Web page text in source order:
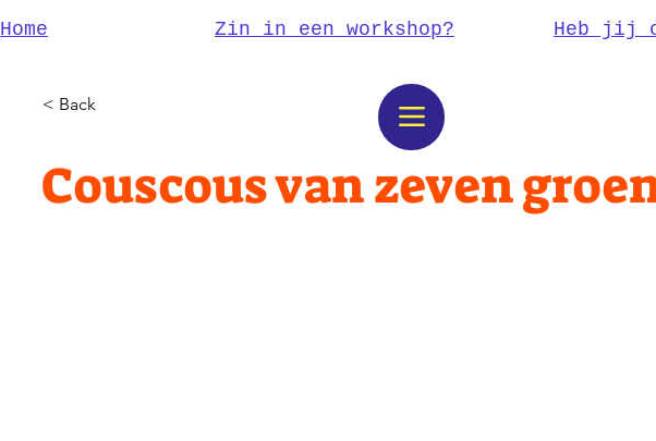
Home Zin in een workshop? Heb jij
< Back
Couscous van zeven